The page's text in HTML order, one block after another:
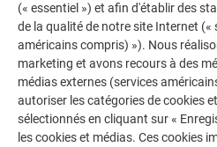
LAISSEZ-VOUS INSPIRER
AUTRES BÂTIMENTS
La galerie de références
polyvalence de l’aluminium.
impressionnants avec les
(« essentiel ») et afin d'établir des
de la qualité de notre site Internet
américains compris) »). Nous
marketing et avons recours à des
médias externes (services
autoriser les catégories de cookies
sélectionnés en cliquant sur «
les cookies et médias. Ces cookies